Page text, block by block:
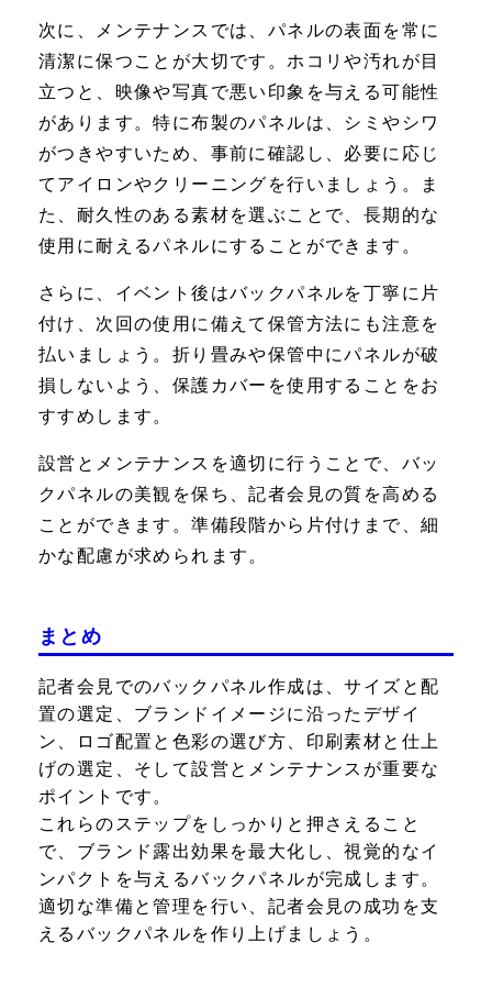
次に、メンテナンスでは、パネルの表面を常に
清潔に保つことが大切です。ホコリや汚れが目
立つと、映像や写真で悪い印象を与える可能性
があります。特に布製のパネルは、シミやシワ
がつきやすいため、事前に確認し、必要に応じ
てアイロンやクリーニングを行いましょう。ま
た、耐久性のある素材を選ぶことで、長期的な
使用に耐えるパネルにすることができます。
さらに、イベント後はバックパネルを丁寧に片
付け、次回の使用に備えて保管方法にも注意を
払いましょう。折り畳みや保管中にパネルが破
損しないよう、保護カバーを使用することをお
すすめします。
設営とメンテナンスを適切に行うことで、バッ
クパネルの美観を保ち、記者会見の質を高める
ことができます。準備段階から片付けまで、細
かな配慮が求められます。
まとめ
記者会見でのバックパネル作成は、サイズと配
置の選定、ブランドイメージに沿ったデザイ
ン、ロゴ配置と色彩の選び方、印刷素材と仕上
げの選定、そして設営とメンテナンスが重要な
ポイントです。
これらのステップをしっかりと押さえること
で、ブランド露出効果を最大化し、視覚的なイ
ンパクトを与えるバックパネルが完成します。
適切な準備と管理を行い、記者会見の成功を支
えるバックパネルを作り上げましょう。